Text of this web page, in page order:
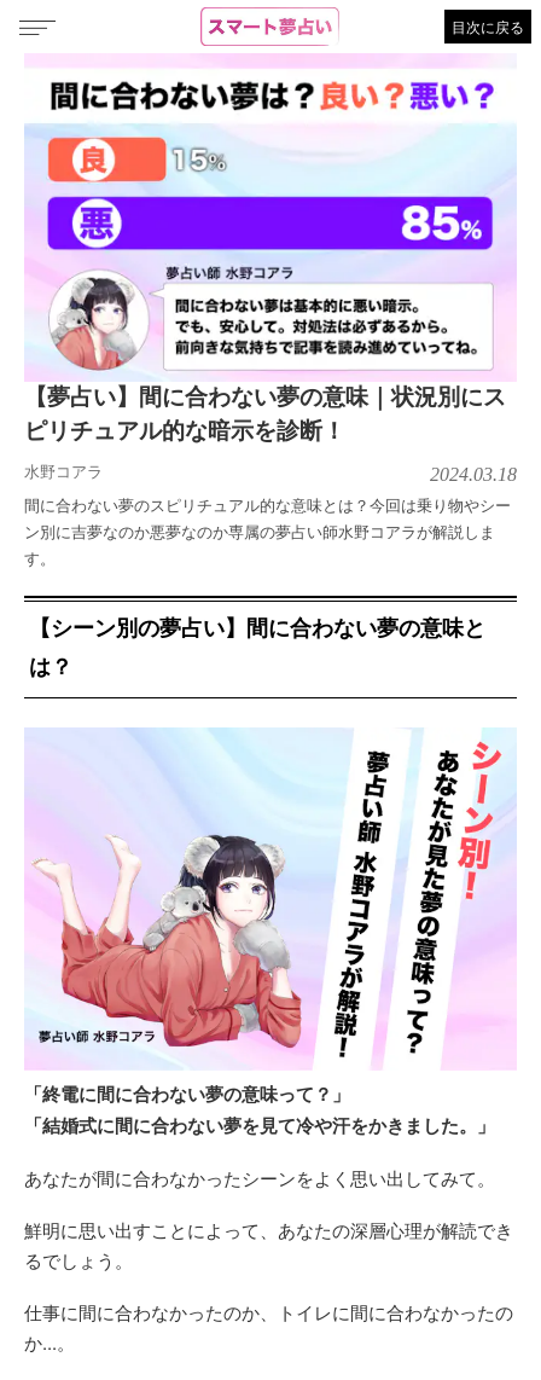
目次に戻る
【夢占い】間に合わない夢の意味｜状況別にス
ピリチュアル的な暗示を診断！
水野コアラ 2024.03.18
間に合わない夢のスピリチュアル的な意味とは？今回は乗り物やシー
ン別に吉夢なのか悪夢なのか専属の夢占い師水野コアラが解説しま
す。
【シーン別の夢占い】間に合わない夢の意味と
は？
「終電に間に合わない夢の意味って？」
「結婚式に間に合わない夢を見て冷や汗をかきました。」
あなたが間に合わなかったシーンをよく思い出してみて。
鮮明に思い出すことによって、あなたの深層心理が解読でき
るでしょう。
仕事に間に合わなかったのか、トイレに間に合わなかったの
か...。